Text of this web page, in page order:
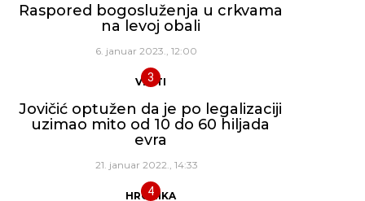
Raspored bogosluženja u crkvama
na levoj obali
6. januar 2023., 12:00
VESTI
Jovičić optužen da je po legalizaciji
uzimao mito od 10 do 60 hiljada
evra
21. januar 2022., 14:33
HRONIKA